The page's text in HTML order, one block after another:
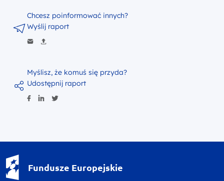
Myślisz, że komuś się przyda?
Udostępnij raport
Chcesz poinformować innych?
Wyślij raport
Fundusze Europejskie